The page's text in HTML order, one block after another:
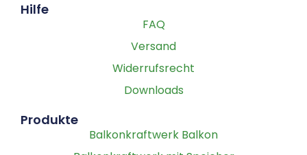
Hilfe
FAQ
Versand
Widerrufsrecht
Downloads
Produkte
Balkonkraftwerk Balkon